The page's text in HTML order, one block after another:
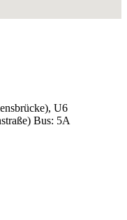
U6
Bus: 5A